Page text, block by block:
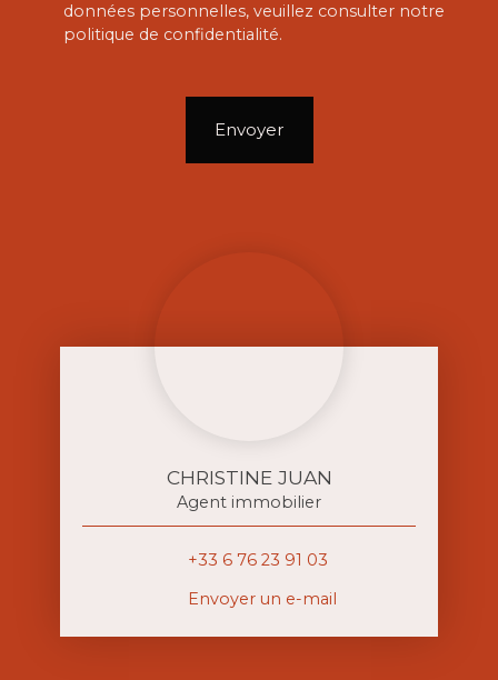
données personnelles, veuillez consulter notre
politique de confidentialité.
Envoyer
CHRISTINE JUAN
Agent immobilier
+33 6 76 23 91 03
Envoyer un e-mail